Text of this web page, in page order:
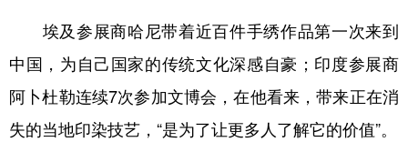
埃及参展商哈尼带着近百件手绣作品第一次来到
中国，为自己国家的传统文化深感自豪；印度参展商
阿卜杜勒连续7次参加文博会，在他看来，带来正在消
失的当地印染技艺，“是为了让更多人了解它的价值”。